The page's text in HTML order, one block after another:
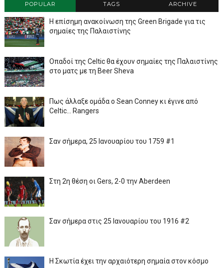
POPULAR TAGS ARCHIVE
Η επίσημη ανακοίνωση της Green Brigade για τις
σημαίες της Παλαιστίνης
Οπαδοί της Celtic θα έχουν σημαίες της Παλαιστίνης
στο ματς με τη Beer Sheva
Πως άλλαξε ομάδα ο Sean Conney κι έγινε από
Celtic... Rangers
Σαν σήμερα, 25 Ιανουαρίου του 1759 #1
Στη 2η θέση οι Gers, 2-0 την Aberdeen
Σαν σήμερα στις 25 Ιανουαρίου του 1916 #2
Η Σκωτία έχει την αρχαιότερη σημαία στον κόσμο